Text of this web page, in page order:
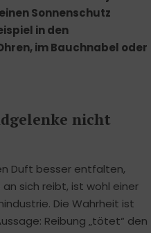
Sonnenschutz
in den
im Bauchnabel oder
nicht
Duft besser entfalten,
sich reibt, ist wohl einer
Die Wahrheit ist
Reibung „tötet“ den